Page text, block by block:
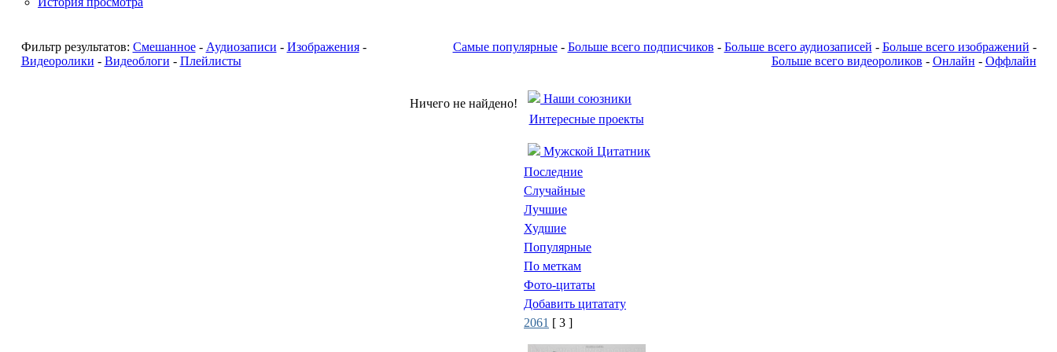
Фильтр результатов: Смешанное- Аудиозаписи - Изображения-
Видеоролики - Видеоблоги - Плейлисты
Самые популярные- Больше всего подписчиков - Больше всего аудиозаписей - Больше всего изображений -
Больше всего видеороликов - Онлайн - Оффлайн
Ничего не найдено!
Наши союзники
Интересные проекты
Мужской Цитатник
Последние
Случайные
Лучшие
Худшие
Популярные
По меткам
Фото-цитаты
Добавить цитатату
2061 [ 3 ]